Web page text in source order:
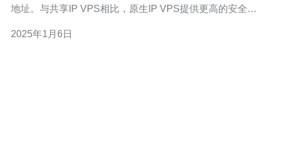
地址。与共享IP VPS相比，原生IP VPS提供更高的安全性
可以满足不同用户的需求。 越南原生IP VPS提供高质量的
2025年1月6日